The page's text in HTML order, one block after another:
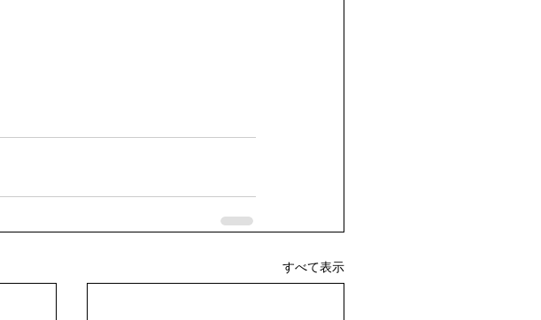
すべて表示